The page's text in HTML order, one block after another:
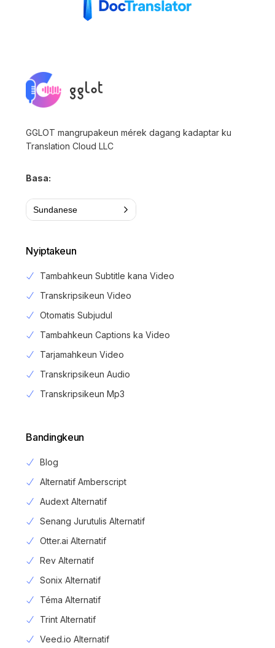
GGLOT mangrupakeun mérek dagang kadaptar ku
Translation Cloud LLC
Basa:
Sundanese
Nyiptakeun
Tambahkeun Subtitle kana Video
Transkripsikeun Video
Otomatis Subjudul
Tambahkeun Captions ka Video
Tarjamahkeun Video
Transkripsikeun Audio
Transkripsikeun Mp3
Bandingkeun
Blog
Alternatif Amberscript
Audext Alternatif
Senang Jurutulis Alternatif
Otter.ai Alternatif
Rev Alternatif
Sonix Alternatif
Téma Alternatif
Trint Alternatif
Veed.io Alternatif